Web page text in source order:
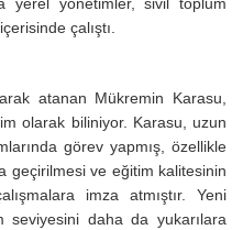
çalıştı.
atanan Mükremin Karasu,
olarak biliniyor. Karasu, uzun
görev yapmış, özellikle
geçirilmesi ve eğitim kalitesinin
imza atmıştır. Yeni
seviyesini daha da yukarılara